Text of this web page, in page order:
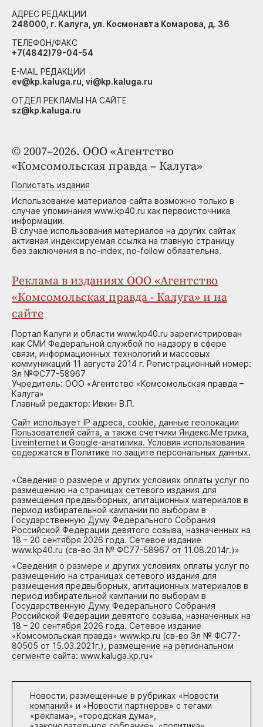
© 2007–2026. ООО «Агентство
«Комсомольская правда – Калуга»
Полистать издания
Использование материалов сайта возможно только в
случае упоминания www.kp40.ru как первоисточника
информации.
В случае использования материалов на других сайтах
активная индексируемая ссылка на главную страницу
без заключения в no-index, no-follow обязательна.
Реклама в изданиях ООО «Агентство
«Комсомольская правда - Калуга» и на
сайте
Портал Калуги и области www.kp40.ru зарегистрирован
как СМИ Федеральной службой по надзору в сфере
связи, информационных технологий и массовых
коммуникаций 11 августа 2014 г. Регистрационный номер:
Эл №ФС77-58967
Учредитель: ООО «Агентство «Комсомольская правда –
Калуга»
Главный редактор: Ивкин В.П.
Сайт использует IP адреса, cookie, данные геолокации
Пользователей сайта, а также счетчики Яндекс.Метрика,
Liveinternet и Google-анатилика. Условия использования
содержатся в Политике по защите персональных данных.
«Сведения о размере и других условиях оплаты услуг по
размещению на страницах сетевого издания для
размещения предвыборных, агитационных материалов в
период избирательной кампании по выборам в
Государственную Думу Федерального Собрания
Российской Федерации девятого созыва, назначенных на
18 – 20 сентября 2026 года. Сетевое издание
www.kp40.ru (св-во Эл № ФС77-58967 от 11.08.2014г.)»
«Сведения о размере и других условиях оплаты услуг по
размещению на страницах сетевого издания для
размещения предвыборных, агитационных материалов в
период избирательной кампании по выборам в
Государственную Думу Федерального Собрания
Российской Федерации девятого созыва, назначенных на
18 – 20 сентября 2026 года. Сетевое издание
«Комсомольская правда» www.kp.ru (св-во Эл № ФС77-
80505 от 15.03.2021г.), размещение на региональном
сегменте сайта: www.kaluga.kp.ru»
Новости, размещенные в рубриках «Новости
компаний» и «Новости партнеров» с тегами
«реклама», «городская дума»,
АДРЕС РЕДАКЦИИ
248000, г. Калуга, ул. Космонавта Комарова, д. 36
ТЕЛЕФОН/ФАКС
+7(4842)79-04-54
E-MAIL РЕДАКЦИИ
ev@kp.kaluga.ru, vi@kp.kaluga.ru
ОТДЕЛ РЕКЛАМЫ НА САЙТЕ
sz@kp.kaluga.ru